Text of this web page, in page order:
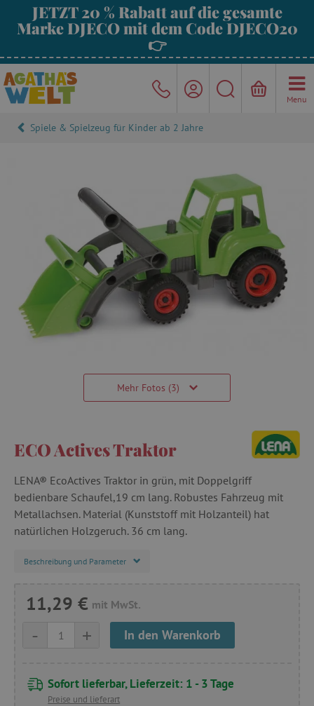
JETZT 20 % Rabatt auf die gesamte
Marke DJECO mit dem Code DJECO20
👉
Menu
Spiele & Spielzeug für Kinder ab 2 Jahre
Mehr Fotos (3)
ECO Actives Traktor
LENA® EcoActives Traktor in grün, mit Doppelgriff
bedienbare Schaufel,19 cm lang. Robustes Fahrzeug mit
Metallachsen. Material (Kunststoff mit Holzanteil) hat
natürlichen Holzgeruch. 36 cm lang.
Beschreibung und Parameter
11,29 € mit MwSt.
+
- In den Warenkorb
Sofort lieferbar, Lieferzeit: 1 - 3 Tage
Preise und lieferart